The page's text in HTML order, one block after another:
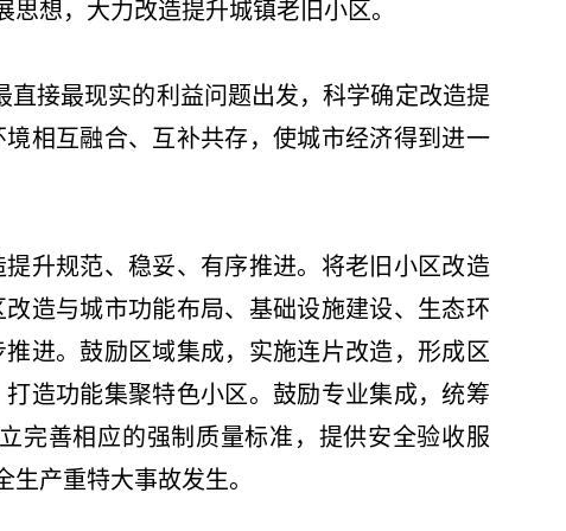
思想，大力改造提升城镇老旧小区。
接最现实的利益问题出发，科学确定改造提
相互融合、互补共存，使城市经济得到进一
升规范、稳妥、有序推进。将老旧小区改造
造与城市功能布局、基础设施建设、生态环
进。鼓励区域集成，实施连片改造，形成区
造功能集聚特色小区。鼓励专业集成，统筹
完善相应的强制质量标准，提供安全验收服
全生产重特大事故发生。